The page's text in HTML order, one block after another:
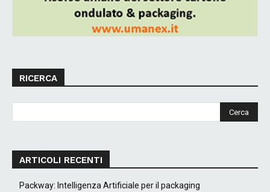
RICERCA
ARTICOLI RECENTI
Packway: Intelligenza Artificiale per il packaging